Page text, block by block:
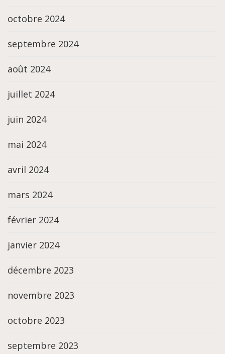
octobre 2024
septembre 2024
août 2024
juillet 2024
juin 2024
mai 2024
avril 2024
mars 2024
février 2024
janvier 2024
décembre 2023
novembre 2023
octobre 2023
septembre 2023